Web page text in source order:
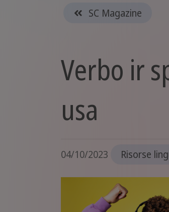
SC Magazine
Verbo ir
usa
04/10/2023 Risorse